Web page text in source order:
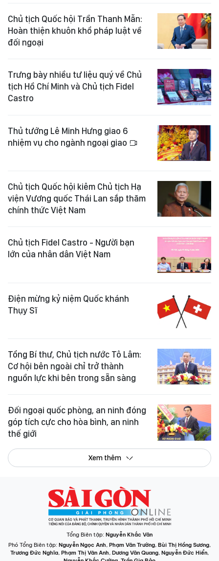
Chủ tịch Quốc hội Trần Thanh Mẫn:
Hoàn thiện khuôn khổ pháp luật về
đối ngoại
Trưng bày nhiều tư liệu quý về Chủ
tịch Hồ Chí Minh và Chủ tịch Fidel
Castro
Thủ tướng Lê Minh Hưng giao 6
nhiệm vụ cho ngành ngoại giao
Chủ tịch Quốc hội kiêm Chủ tịch Hạ
viện Vương quốc Thái Lan sắp thăm
chính thức Việt Nam
Chủ tịch Fidel Castro - Người bạn
lớn của nhân dân Việt Nam
Điện mừng kỷ niệm Quốc khánh
Thụy Sĩ
Tổng Bí thư, Chủ tịch nước Tô Lâm:
Cơ hội bên ngoài chỉ trở thành
nguồn lực khi bên trong sẵn sàng
Đối ngoại quốc phòng, an ninh đóng
góp tích cực cho hòa bình, an ninh
thế giới
Xem thêm
Tổng Biên tập: Nguyễn Khắc Văn
Phó Tổng Biên tập: Nguyễn Ngọc Anh, Phạm Văn Trường, Bùi Thị Hồng Sương,
Trương Đức Nghĩa, Phạm Thị Vân Anh, Dương Văn Quang, Nguyễn Đức Hiển,